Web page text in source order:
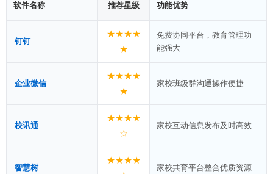
软件名称 推荐星级 功能优势
钉钉
★★★★
★
免费协同平台，教育管理功
能强大
企业微信
★★★★
★
家校班级群沟通操作便捷
校讯通
★★★★
☆
家校互动信息发布及时高效
智慧树
★★★★
家校共育平台整合优质资源